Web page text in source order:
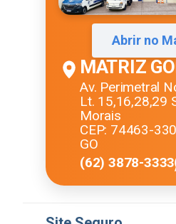
Abrir no
MATRIZ
Av. Perimetral
Lt. 15,16,28,29
Morais
CEP: 74463-
GO
(62) 3878-3333